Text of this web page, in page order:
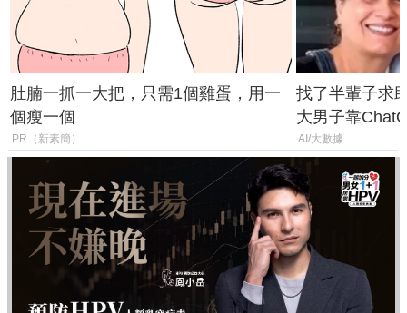
肚腩一抓一大把，只需1個雞蛋，用一
個瘦一個
PR（新素簡）
找了半輩子求
大男子靠
年家人
AI/大數據